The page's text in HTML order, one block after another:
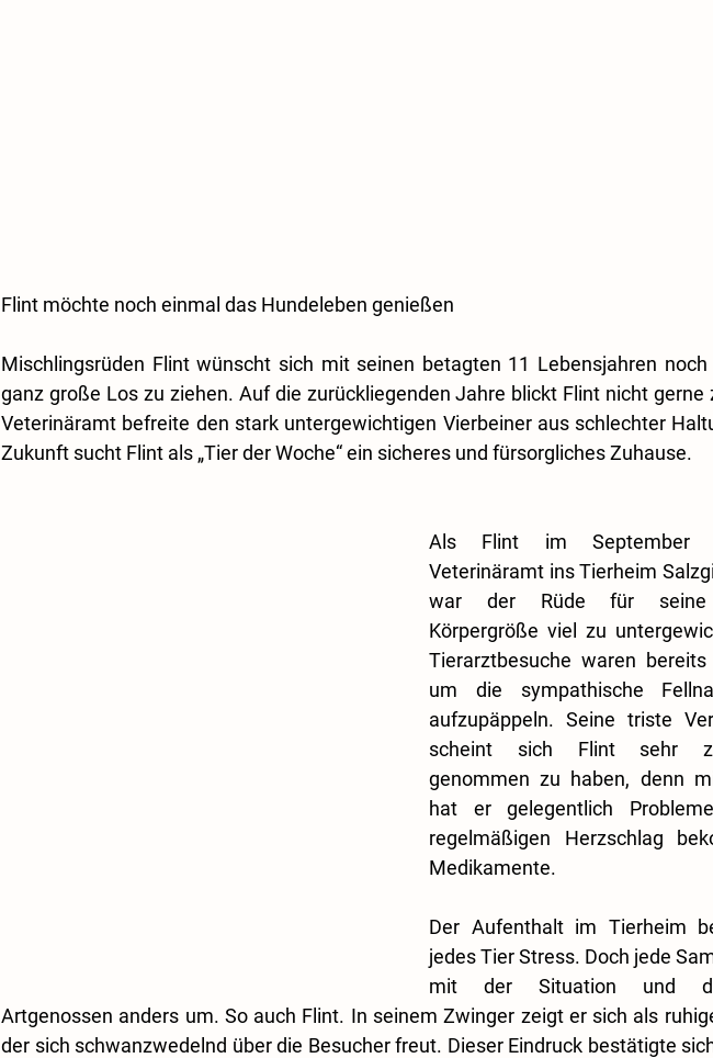
Flint möchte noch einmal das Hundeleben genießen
Mischlingsrüden Flint wünscht sich mit seinen betagten 11 Lebensjahren
ganz große Los zu ziehen. Auf die zurückliegenden Jahre blickt Flint nicht gerne
Veterinäramt befreite den stark untergewichtigen Vierbeiner aus schlechter
Zukunft sucht Flint als „Tier der Woche“ ein sicheres und fürsorgliches Zuhause.
Als Flint im September
Veterinäramt ins Tierheim
war der Rüde für seine
Körpergröße viel zu
Tierarztbesuche waren bereits
um die sympathische
aufzupäppeln. Seine triste
scheint sich Flint sehr
genommen zu haben, denn
hat er gelegentlich
regelmäßigen Herzschlag
Medikamente.
Der Aufenthalt im Tierheim
jedes Tier Stress. Doch jede
mit der Situation und
Artgenossen anders um. So auch Flint. In seinem Zwinger zeigt er sich als
der sich schwanzwedelnd über die Besucher freut. Dieser Eindruck bestätigte